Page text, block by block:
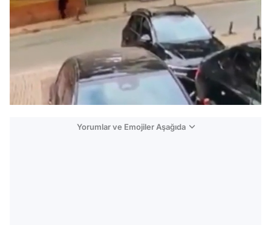
Yorumlar ve Emojiler Aşağıda